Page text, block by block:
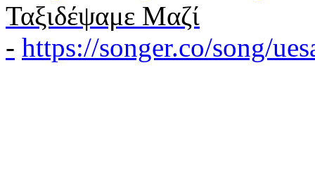
Ταξιδέψαμε Μαζί
- https://songer.co/song/